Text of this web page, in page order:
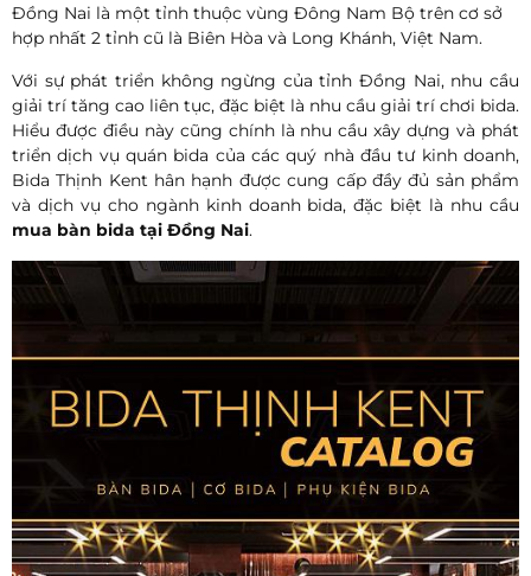
Đồng Nai là một tỉnh thuộc vùng Đông Nam Bộ trên cơ sở
hợp nhất 2 tỉnh cũ là Biên Hòa và Long Khánh, Việt Nam.
Với sự phát triển không ngừng của tỉnhĐồng Nai, nhu cầu
giải trí tăng cao liên tục, đặc biệt là nhu cầu giải trí chơi bida.
Hiểu được điều này cũng chính là nhu cầu xây dựng và phát
triển dịch vụ quán bida của các quý nhà đầu tư kinh doanh,
Bida Thịnh Kent hân hạnh được cung cấp đầy đủ sản phẩm
và dịch vụ cho ngành kinh doanh bida, đặc biệt là nhu cầu
mua bàn bida tại Đồng Nai.